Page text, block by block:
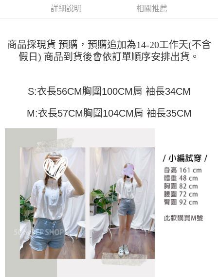
1.本服務由台灣大哥大提供，台灣大哥大用戶可立即使用無須另外申請。
2.付款方式選擇「大哥付你分期」，訂單成立後會自動跳轉到大哥付的交易
3.實際核准額度、可分期數及費用金額請依後續交易確認頁面所載為準。
4.訂單成立30分鐘內，如未前往確認交易或遇審核未通過，訂單將自動取
消。如遇「轉專審核」未通過狀況，表示未達大哥付你分期系統評分，恕無
醒簡訊。
帳／街口支付／iPASS MONEY」等通路繳費。
用戶於交易時，得透過本服務購買商品或服務，並由商店將買賣／分期付款
買賣價金債權讓與本公司後，依約使用本公司帳單繳交帳款。
2.基於同意付款使用「大哥付你分期」之契約關係目的，商店將以您的個人
資料（包含姓名、電話或地址）提供予台灣大哥大進項蒐集、處理及利用，
由本公司與您本人進行分期帳單所需資料之確認、核對及更正。
3.完整用戶服務條款，請詳閱以下連結：https://oppay.tw/userRule
便利好安心！
１．簡單：不需註冊會員、不需綁卡、不需儲值。
２．便利：只要手機號碼，簡訊認證，即可結帳。
【「AFTEE先享後付」結帳流程】
１．於結帳方式選擇「AFTEE先享後付」後，將跳轉至「AFTEE先享後付」
２．訂單成立數日內，您將收到繳費通知簡訊。
ATM／網路銀行／等多元方式進行付款，方視為交易完成。
※ 請注意：結帳手續完成當下不需立刻繳費，但若您需要取消訂單，請聯絡
購買商品的店家。未經商家同意取消之訂單仍視為有效，需透過AFTEE先享
後付繳納相關費用。
※ 交易是否成功請以「AFTEE先享後付 」之結帳頁面顯示為準，若有關於
是否繳費成功／繳費後需取消欲退款等相關疑問，請聯繫「AFTEE先享後付
客戶支援中心」https://netprotections.freshdesk.com/support/home
【注意事項】
１．透過由恩沛科技股份有限公司提供之「AFTEE先享後付」服務完成之交
易，需依本服務之必要範圍內提供個人資料，並將交易相關給付款項請求債
權轉讓予恩沛科技股份有限公司。
２．關於個人資料處理事宜，請瀏覽以下網址：
https://aftee.tw/terms/#terms3
３．未成年的使用者請事先徵得法定代理人或監護人之同意方可使用
「AFTEE先享後付」，若未經同意申辦者引起之損失，本公司不負相關責
運送方式
每筆NT$45
每筆NT$45
每筆NT$45，滿NT$499(含以上)免運費
付款 後7-11取貨
每筆NT$45，滿NT$499(含以上)免運費
宅配
每筆NT$70，滿NT$499(含以上)免運費
詳細說明 相關推薦
商品採現貨 預購，預購追加為14-20工作天(不含
假日) 商品到貨後會依訂單順序安排出貨。
S:衣長56CM胸圍100CM肩 袖長34CM
M:衣長57CM胸圍104CM肩 袖長35CM